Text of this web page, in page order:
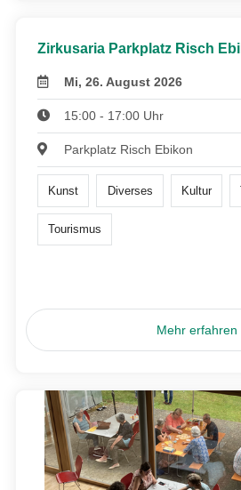
Zirkusaria Parkplatz Risch
Mi, 26. August 2026
15:00 - 17:00 Uhr
Parkplatz Risch Ebikon
Kunst Diverses Kultur
Tourismus
Mehr erfahren